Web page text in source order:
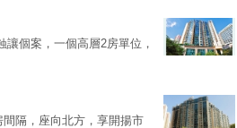
個案，一個高層2房單位，
隔，座向北方，享開揚市